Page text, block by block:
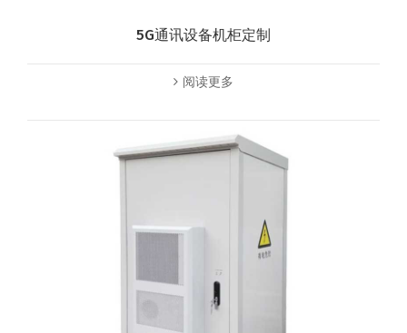
5G通讯设备机柜定制
阅读更多